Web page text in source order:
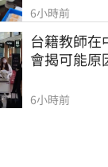
6小時前
台籍教師在
會揭可能原
6小時前